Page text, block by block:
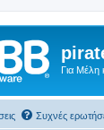
Για Μέλη
Συχνές